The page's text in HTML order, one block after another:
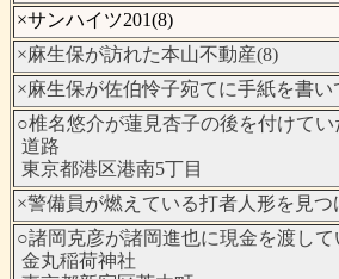
×サンハイツ201(8)
×麻生保が訪れた本山不動産(8)
×麻生保が佐伯怜子宛てに手紙を書い
○椎名悠介が蓮見杏子の後を付けてい
道路
東京都港区港南5丁目
×警備員が燃えている打者人形を見つ
○諸岡克彦が諸岡進也に現金を渡して
金丸稲荷神社